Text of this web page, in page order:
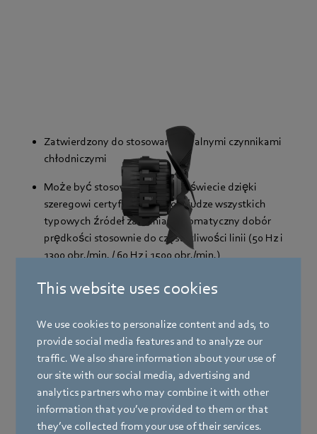
This website uses cookies
We use cookies to personalize content and ads, to
provide social media features and to analyze our
traffic. We also share information about your use of
our site with our social media, advertising and
analytics partners who may combine it with other
information that you’ve provided to them or that
they’ve collected from your use of their services.
Zatwierdzony do stosowania z palnymi czynnikami
chłodniczymi
Może być stosowany na całym świecie dzięki
szeregowi certyfikacji oraz obsłudze wszystkich
typowych źródeł zasilania: automatyczny dobór
prędkości stosownie do częstotliwości linii (50 Hz i
1300 obr./min. / 60 Hz i 1500 obr./min.)
Szeroki wachlarz opcji montażowych dzięki
idealny zamiennik wszystkich silników typu Q i
silników z dzielonymi biegunami
Wydajny i ekonomiczny